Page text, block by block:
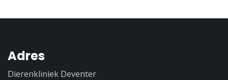
Adres
Dierenkliniek Deventer